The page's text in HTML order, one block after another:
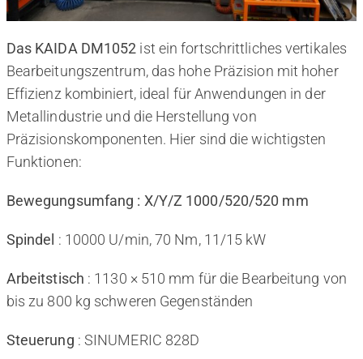
Das KAIDA DM1052 ist ein fortschrittliches vertikales
Bearbeitungszentrum, das hohe Präzision mit hoher
Effizienz kombiniert, ideal für Anwendungen in der
Metallindustrie und die Herstellung von
Präzisionskomponenten. Hier sind die wichtigsten
Funktionen:
Bewegungsumfang : X/Y/Z 1000/520/520 mm
Spindel : 10000 U/min, 70 Nm, 11/15 kW
Arbeitstisch : 1130 × 510 mm für die Bearbeitung von
bis zu 800 kg schweren Gegenständen
Steuerung : SINUMERIC 828D